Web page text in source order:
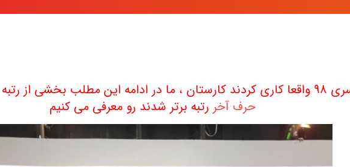
با پکیج های
حرف آخر رتبه برتر شدند رو معرفی می کنیم